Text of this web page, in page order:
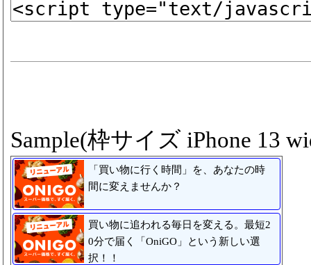
Sample(枠サイズ iPhone 13
「買い物に行く時間」を、あなたの時
間に変えませんか？
買い物に追われる毎日を変える。最短2
0分で届く「OniGO」という新しい選
択！！